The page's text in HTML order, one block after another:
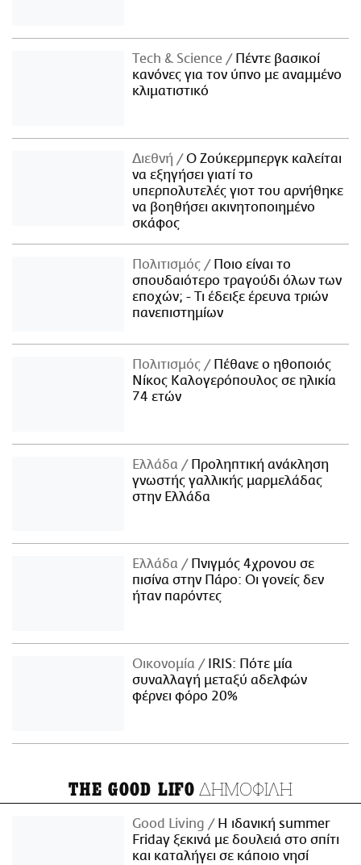
Τech & Science
Πέντε βασικοί
κανόνες για τον ύπνο με αναμμένο
κλιματιστικό
Διεθνή
Ο Ζούκερμπεργκ καλείται
να εξηγήσει γιατί το
υπερπολυτελές γιοτ του αρνήθηκε
να βοηθήσει ακινητοποιημένο
σκάφος
Πολιτισμός
Ποιο είναι το
σπουδαιότερο τραγούδι όλων των
εποχών; - Τι έδειξε έρευνα τριών
πανεπιστημίων
Πολιτισμός
Πέθανε ο ηθοποιός
Νίκος Καλογερόπουλος σε ηλικία
74 ετών
Ελλάδα
Προληπτική ανάκληση
γνωστής γαλλικής μαρμελάδας
στην Ελλάδα
Ελλάδα
Πνιγμός 4χρονου σε
πισίνα στην Πάρο: Οι γονείς δεν
ήταν παρόντες
Οικονομία
IRIS: Πότε μία
συναλλαγή μεταξύ αδελφών
φέρνει φόρο 20%
THE GOOD LIFO ΔΗΜΟΦΙΛΗ
Good Living
Η ιδανική summer
Friday ξεκινά με δουλειά στο σπίτι
και καταλήγει σε κάποιο νησί